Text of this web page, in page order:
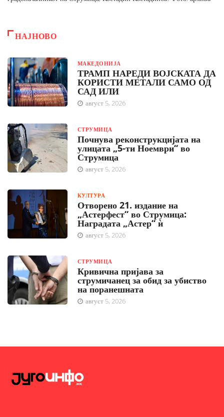
НАЈНОВО
МАКЕДОНИЈА
ТРАМП НАРЕДИ ВОЈСКАТА ДА
КОРИСТИ МЕТАЛИ САМО ОД
САД ИЛИ
август 5, 2026
СТРУМИЦА
Почнува реконструкцијата на
улицата „5-ти Ноември“ во
Струмица
август 5, 2026
КУЛТУРА
Отворено 21. издание на
„Астерфест“ во Струмица:
Наградата „Астер“ ѝ
август 5, 2026
СТРУМИЦА
Кривична пријава за
струмичанец за обид за убиство
на поранешната
август 5, 2026